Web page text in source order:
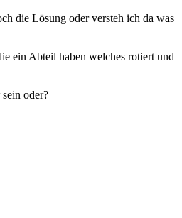
die Lösung oder versteh ich da was
ein Abteil haben welches rotiert und
oder?